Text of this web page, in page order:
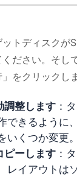
ットディスクが
ださい。そし
をクリックし
調整します：
できるように
いくつか変更。
ピーします：
レイアウトは